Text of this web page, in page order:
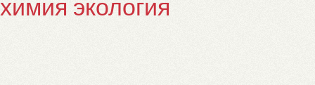
химия экология